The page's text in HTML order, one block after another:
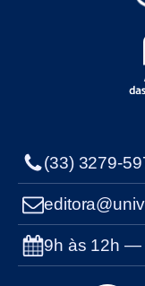
(33) 3279-
9h às 12h —